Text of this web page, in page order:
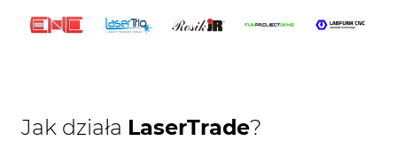
Jak działa LaserTrade?